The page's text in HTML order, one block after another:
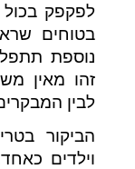
לפקפק
בטוחים
נוספת
זהו מאין
לבין
הביקור
וילדים